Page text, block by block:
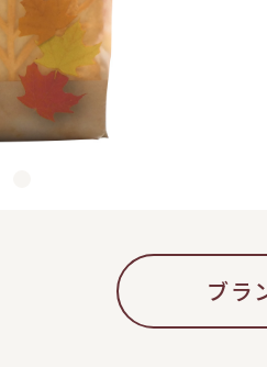
ブラ